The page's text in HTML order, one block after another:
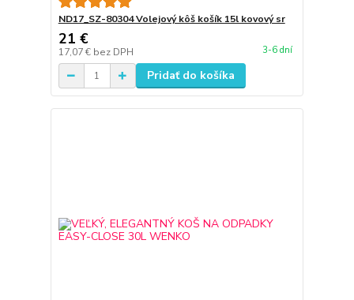
ND17_SZ-80304 Volejový kôš košík 15l kovový sr
21 €
17,07 € bez DPH 3-6 dní
Pridať do košíka